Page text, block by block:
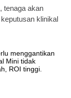
tenaga akan
klinikal